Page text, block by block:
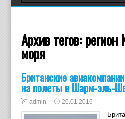
Архив тегов:регион
моря
Британские
на полеты в Шарм-эль-
admin 20.01.2016